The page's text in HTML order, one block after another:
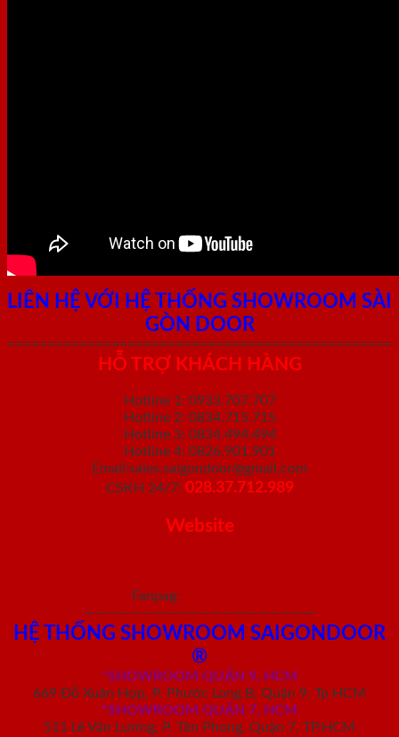
LIÊN HỆ VỚI HỆ THỐNG SHOWROOM SÀI
GÒN DOOR
================================================
HỖ TRỢ KHÁCH HÀNG
Hotline 1: 0933.707.707
Hotline 2: 0834.715.715
Hotline 3: 0834.494.494
Hotline 4: 0826.901.901
Email:sales.saigondoor@gmail.com
CSKH 24/7: 028.37.712.989
Website
Fanpag:
————————————————————
HỆ THỐNG SHOWROOM SAIGONDOOR
®
*SHOWROOM QUẬN 9, HCM
669 Đỗ Xuân Hợp, P. Phước Long B, Quận 9, Tp HCM
*SHOWROOM QUẬN 7, HCM
511 Lê Văn Lương, P. Tân Phong, Quận 7, TP.HCM